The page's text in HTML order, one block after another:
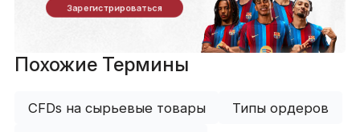
Зарегистрироваться
Похожие Термины
CFDs на сырьевые товары Типы ордеров